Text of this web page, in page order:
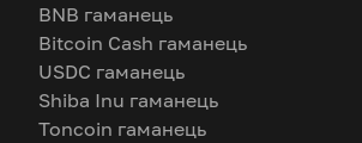
BNB гаманець
Bitcoin Cash гаманець
USDC гаманець
Shiba Inu гаманець
Toncoin гаманець